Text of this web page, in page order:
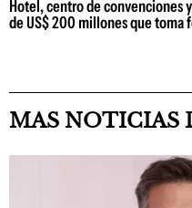
Hotel, centro de convenciones
de US$ 200 millones que toma
MAS NOTICIAS